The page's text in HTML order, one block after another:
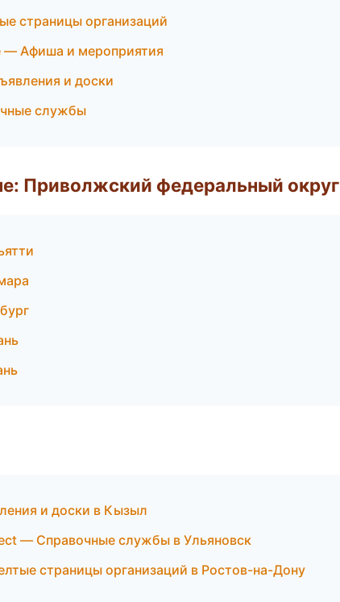
страницы организаций
— Афиша и мероприятия
и доски
службы
Приволжский федеральный округ
и доски в Кызыл
— Справочные службы в Ульяновск
страницы организаций в Ростов-на-Дону